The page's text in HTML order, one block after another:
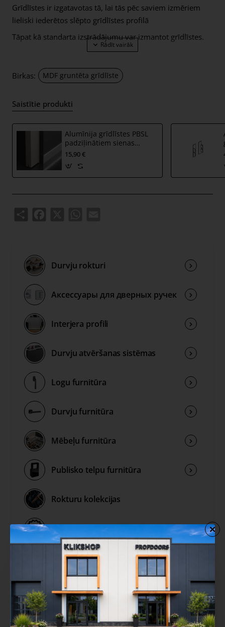
Grīdlīstes ir izgatavotas tā, lai tās pēc saviem izmēriem
lieliski iederētos slēpto grīdlīstes profilā
Tāpat kā standarta izstrādājumu var izmantot grīdlīstes.
Izmanto istabas apstākļiem
Kopējais augstums - 58 mm
GRĪDU VARAM IZGATAVOT PĒC JŪSU SNIEGTAJIEM
KRĀSĀ
Birkas: MDF gruntēta grīdlīste
Saistītie produkti
Alumīnija grīdlīstes PBSL
padziļinātiem sienas
profiliem PBSB ar LED
15,90 €
Durvju rokturi
Аксессуары для дверных ручек
Interjera profili
Durvju atvēršanas sistēmas
Logu furnitūra
Durvju furnitūra
Mēbeļu furnitūra
Publisko telpu furnitūra
Rokturu kolekcijas
Izpārdošana